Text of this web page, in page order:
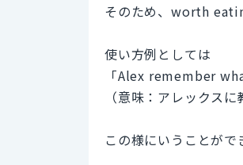
そのため、worth
使い方例としては
「Alex remember
（意味：アレックス
この様にいうことがで